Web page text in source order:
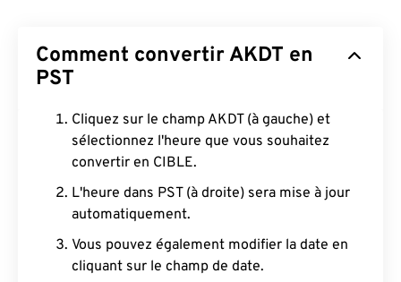
Comment convertir AKDT en
PST
Cliquez sur le champ AKDT (à gauche) et
sélectionnez l'heure que vous souhaitez
convertir en CIBLE.
L'heure dans PST (à droite) sera mise à jour
automatiquement.
Vous pouvez également modifier la date en
cliquant sur le champ de date.